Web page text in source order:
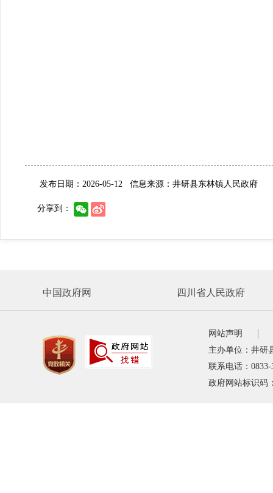
发布日期：2026-05-12 信息来源：井研县东林镇人民政府
分享到：
中国政府网 四川省人民政府
网站声明
主办单位：井研
联系电话：
政府网站标识码